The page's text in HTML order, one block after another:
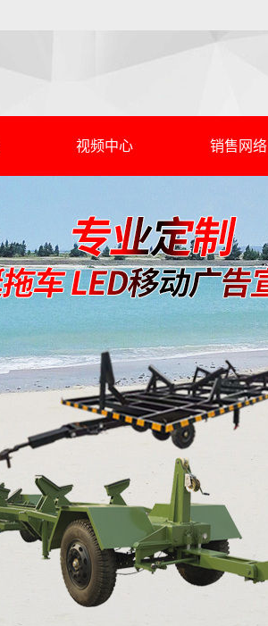
视频中心 销售网络